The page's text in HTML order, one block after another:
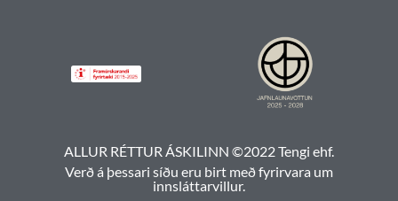
ALLUR RÉTTUR ÁSKILINN ©2022 Tengi ehf.
Verð á þessari síðu eru birt með fyrirvara um
innsláttarvillur.